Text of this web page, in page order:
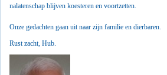
nalatenschap blijven koesteren en voortzetten.
Onze gedachten gaan uit naar zijn familie en dierbaren.
Rust zacht, Hub.